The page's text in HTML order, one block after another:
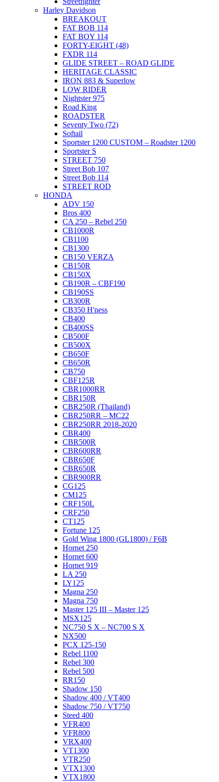
Harley Davidson
BREAKOUT
FAT BOB 114
FAT BOY 114
FORTY-EIGHT (48)
FXDR 114
GLIDE STREET – ROAD GLIDE
HERITAGE CLASSIC
IRON 883 & Superlow
LOW RIDER
Nightster 975
Road King
ROADSTER
Seventy Two (72)
Softail
Sportster 1200 CUSTOM – Roadster 1200
Sportster S
STREET 750
Street Bob 107
Street Bob 114
STREET ROD
HONDA
ADV 150
Bros 400
CA 250 – Rebel 250
CB1000R
CB1100
CB1300
CB150 VERZA
CB150R
CB150X
CB190R – CBF190
CB190SS
CB300R
CB350 H'ness
CB400
CB400SS
CB500F
CB500X
CB650F
CB650R
CB750
CBF125R
CBR1000RR
CBR150R
CBR250R (Thailand)
CBR250RR – MC22
CBR250RR 2018-2020
CBR400
CBR500R
CBR600RR
CBR650F
CBR650R
CBR900RR
CG125
CM125
CRF150L
CRF250
CT125
Fortune 125
Gold Wing 1800 (GL1800) / F6B
Hornet 250
Hornet 600
Hornet 919
LA 250
LY125
Magna 250
Magna 750
Master 125 III – Master 125
MSX125
NC750 S X – NC700 S X
NX500
PCX 125-150
Rebel 1100
Rebel 300
Rebel 500
RR150
Shadow 150
Shadow 400 / VT400
Shadow 750 / VT750
Steed 400
VFR400
VFR800
VRX400
VT1300
VTR250
VTX1300
VTX1800